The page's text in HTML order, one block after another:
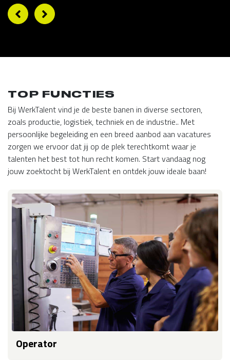
TOP FUNCTIES
Bij WerkTalent vind je de beste banen in diverse sectoren,
zoals productie, logistiek, techniek en de industrie.. Met
persoonlijke begeleiding en een breed aanbod aan vacatures
zorgen we ervoor dat jij op de plek terechtkomt waar je
talenten het best tot hun recht komen. Start vandaag nog
jouw zoektocht bij WerkTalent en ontdek jouw ideale baan!
Operator